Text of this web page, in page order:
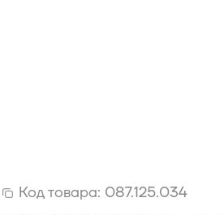
Код товара: 087.125.034